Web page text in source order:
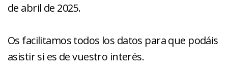
de abril de 2025.
Os facilitamos todos los datos para que podáis
asistir si es de vuestro interés.